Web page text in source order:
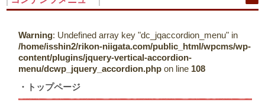
Warning: Undefined array key "dc_jqaccordion_menu" in
/home/isshin2/rikon-niigata.com/public_html/wpcms/wp-
content/plugins/jquery-vertical-accordion-
menu/dcwp_jquery_accordion.php on line 108
トップページ